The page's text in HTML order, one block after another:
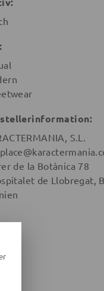
S.L.
de la Botànica 78
de Llobregat,